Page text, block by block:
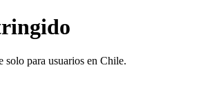
solo para usuarios en Chile.